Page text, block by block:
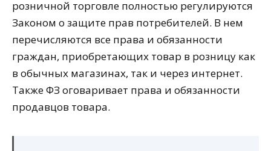
розничной торговле полностью регулируются
Законом о защите прав потребителей. В нем
перечисляются все права и обязанности
граждан, приобретающих товар в розницу как
в обычных магазинах, так и через интернет.
Также ФЗ оговаривает права и обязанности
продавцов товара.